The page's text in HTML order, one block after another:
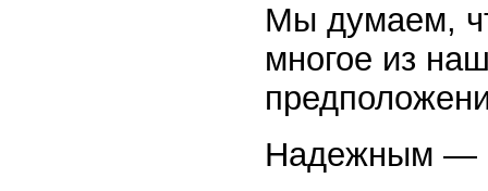
Мы думаем,
многое из
Надежным —